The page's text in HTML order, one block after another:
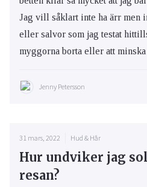
Jag vill såklart inte ha ärr men
eller salvor som jag testat
myggorna borta eller att
Jenny Petersson
31 mars, 2022 Hud & Hår
Hur undviker jag
resan?